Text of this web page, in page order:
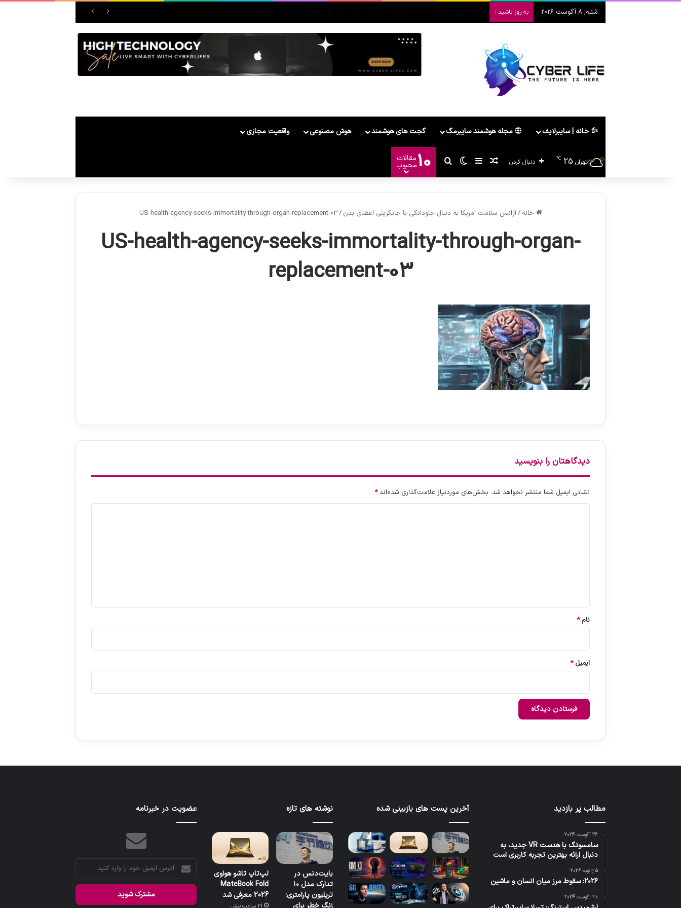
شنبه, 8 آگوست 2026 به روز باشید :
خانه | سایبرلایف مجله هوشمند سایبرمگ گجت های هوشمند هوش مصنوعی واقعیت مجازی
تهران 25
℃ دنبال کردن پیشنهاد هوشمند
سایدبارتغییر پوسته
جستجو برای
10مقالات
محبوب
خانه /آژانس سلامت آمریکا به دنبال جاودانگی با جایگزینی اعضای بدن /
US-health-agency-seeks-immortality-through-organ-replacement-03
US-health-agency-seeks-immortality-through-organ-
replacement-03
دیدگاهتان را بنویسید
نشانی ایمیل شما منتشر نخواهد شد. بخش‌های موردنیاز علامت‌گذاری شده‌اند*
نام*
ایمیل*
مطالب پر بازدید
26 آگوست 2024
سامسونگ با هدست VR جدید، به
دنبال ارائه بهترین تجربه کاربری است
5 ژانویه 2026
۲۰۲۶: سقوط مرز میان انسان و ماشین
30 آگوست 2024
آخرین پست های بازبینی شده نوشته های تازه
بایت‌دنس در
تدارک مدل ۱۰
تریلیون پارامتری؛
زنگ خطر برای
لپ‌تاپ تاشو هواوی
MateBook Fold
2026 معرفی شد
عضویت در خبرنامه
آدرس
ایمیل
خود
وارد